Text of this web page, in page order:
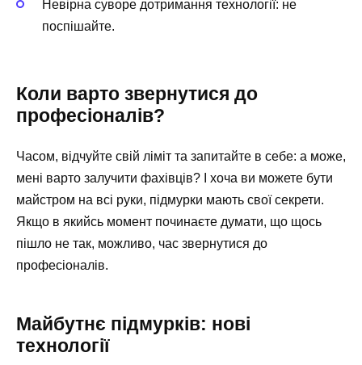
Невірна суворе дотримання технології: не
поспішайте.
Коли варто звернутися до
професіоналів?
Часом, відчуйте свій ліміт та запитайте в себе: а може,
мені варто залучити фахівців? І хоча ви можете бути
майстром на всі руки, підмурки мають свої секрети.
Якщо в якийсь момент починаєте думати, що щось
пішло не так, можливо, час звернутися до
професіоналів.
Майбутнє підмурків: нові
технології